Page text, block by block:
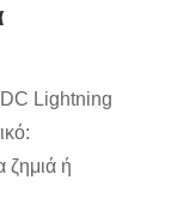
DC Lightning
ζημιά ή